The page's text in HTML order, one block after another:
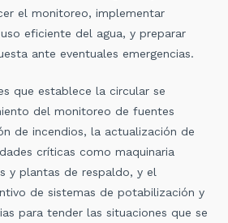
el monitoreo, implementar
eficiente del agua, y preparar
ante eventuales emergencias.
que establece la circular se
del monitoreo de fuentes
de incendios, la actualización de
críticas como maquinaria
y plantas de respaldo, y el
de sistemas de potabilización y
para tender las situaciones que se